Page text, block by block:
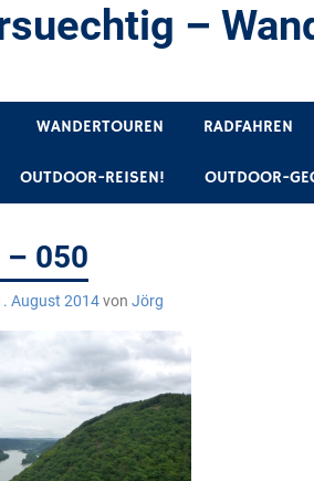
–
WANDERTOUREN RADFAHREN
OUTDOOR-REISEN! OUTDOOR-
– 050
August 2014von Jörg